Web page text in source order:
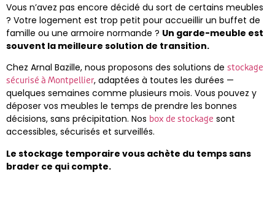
Vous n’avez pas encore décidé du sort de certains meubles
? Votre logement est trop petit pour accueillir un buffet de
famille ou une armoire normande ? Un garde-meuble est
souvent la meilleure solution de transition.
Chez Arnal Bazille, nous proposons des solutions de stockage
sécurisé à Montpellier, adaptées à toutes les durées —
quelques semaines comme plusieurs mois. Vous pouvez y
déposer vos meubles le temps de prendre les bonnes
décisions, sans précipitation. Nos box de stockage sont
accessibles, sécurisés et surveillés.
Le stockage temporaire vous achète du temps sans
brader ce qui compte.